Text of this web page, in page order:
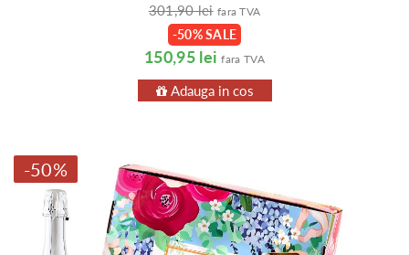
301,90 lei fara TVA
-50% SALE
150,95 lei fara TVA
Adauga in cos
-50%